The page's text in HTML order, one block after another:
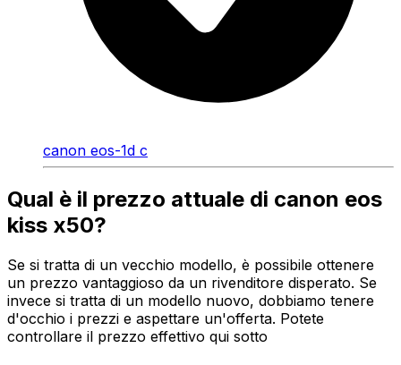
canon eos-1d c
Qual è il prezzo attuale di canon eos
kiss x50?
Se si tratta di un vecchio modello, è possibile ottenere
un prezzo vantaggioso da un rivenditore disperato. Se
invece si tratta di un modello nuovo, dobbiamo tenere
d'occhio i prezzi e aspettare un'offerta. Potete
controllare il prezzo effettivo qui sotto